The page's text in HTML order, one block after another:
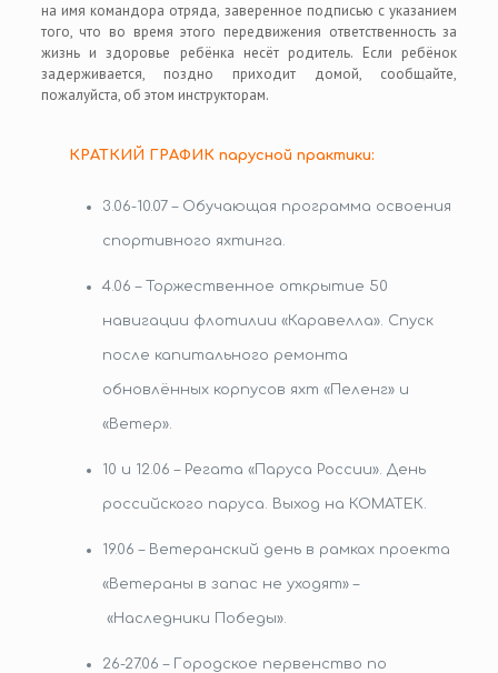
на имя командора отряда, заверенное подписью с указанием
того, что во время этого передвижения ответственность за
жизнь и здоровье ребёнка несёт родитель. Если ребёнок
задерживается, поздно приходит домой, сообщайте,
пожалуйста, об этом инструкторам.
КРАТКИЙ ГРАФИК парусной практики:
3.06-10.07 – Обучающая программа освоения
спортивного яхтинга.
4.06 – Торжественное открытие 50
навигации флотилии «Каравелла». Спуск
после капитального ремонта
обновлённых корпусов яхт «Пеленг» и
«Ветер».
10 и 12.06 – Регата «Паруса России». День
российского паруса. Выход на КОМАТЕК.
19.06 – Ветеранский день в рамках проекта
«Ветераны в запас не уходят» –
«Наследники Победы».
26-27.06 – Городское первенство по